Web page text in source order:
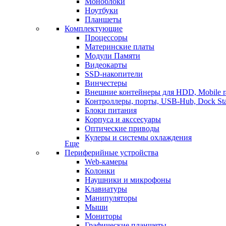
Ноутбуки
Планшеты
Комплектующие
Процессоры
Материнские платы
Модули Памяти
Видеокарты
SSD-накопители
Винчестеры
Внешние контейнеры для HDD, Mobile
Контроллеры, порты, USB-Hub, Dock
Блоки питания
Корпуса и акссесуары
Оптические приводы
Кулеры и системы охлаждения
Еще
Периферийные устройства
Web-камеры
Колонки
Наушники и микрофоны
Клавиатуры
Манипуляторы
Мыши
Мониторы